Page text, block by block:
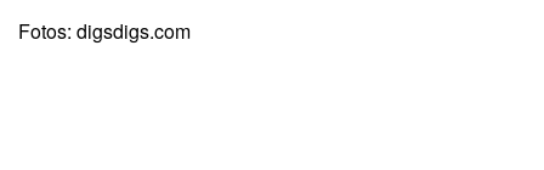
Fotos: digsdigs.com